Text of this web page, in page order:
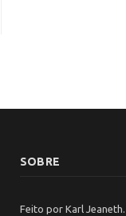
SOBRE
Feito por Karl Jeaneth.